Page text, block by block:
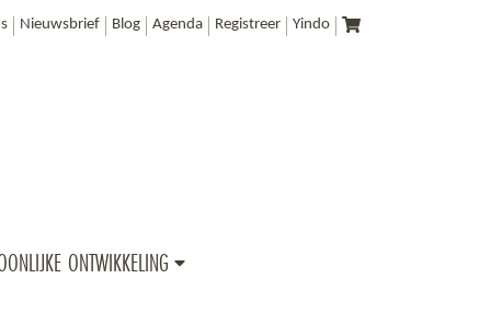
Nieuwsbrief Blog Agenda Registreer Yindo
ONTWIKKELING